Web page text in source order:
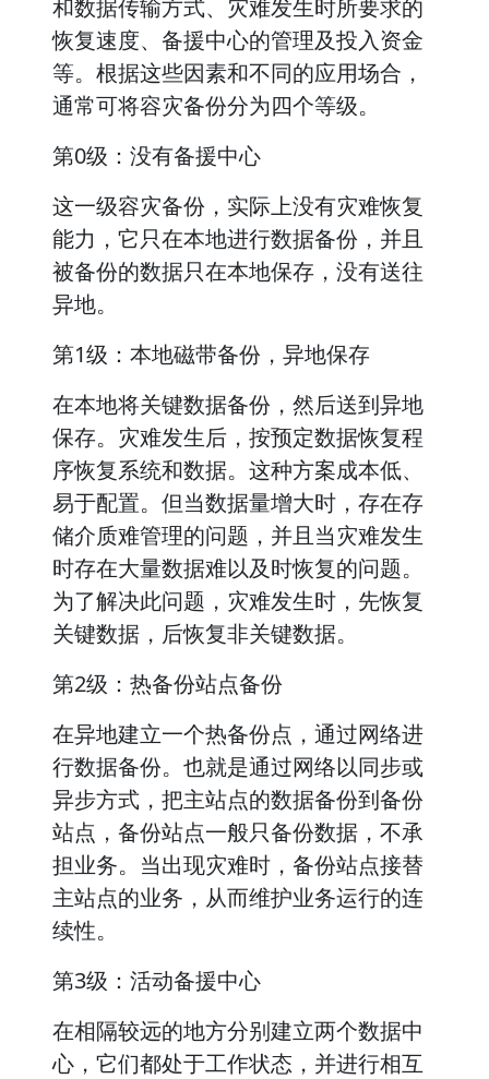
和数据传输方式、灾难发生时所要求的
恢复速度、备援中心的管理及投入资金
等。根据这些因素和不同的应用场合，
通常可将容灾备份分为四个等级。
第0级：没有备援中心
这一级容灾备份，实际上没有灾难恢复
能力，它只在本地进行数据备份，并且
被备份的数据只在本地保存，没有送往
异地。
第1级：本地磁带备份，异地保存
在本地将关键数据备份，然后送到异地
保存。灾难发生后，按预定数据恢复程
序恢复系统和数据。这种方案成本低、
易于配置。但当数据量增大时，存在存
储介质难管理的问题，并且当灾难发生
时存在大量数据难以及时恢复的问题。
为了解决此问题，灾难发生时，先恢复
关键数据，后恢复非关键数据。
第2级：热备份站点备份
在异地建立一个热备份点，通过网络进
行数据备份。也就是通过网络以同步或
异步方式，把主站点的数据备份到备份
站点，备份站点一般只备份数据，不承
担业务。当出现灾难时，备份站点接替
主站点的业务，从而维护业务运行的连
续性。
第3级：活动备援中心
在相隔较远的地方分别建立两个数据中
心，它们都处于工作状态，并进行相互